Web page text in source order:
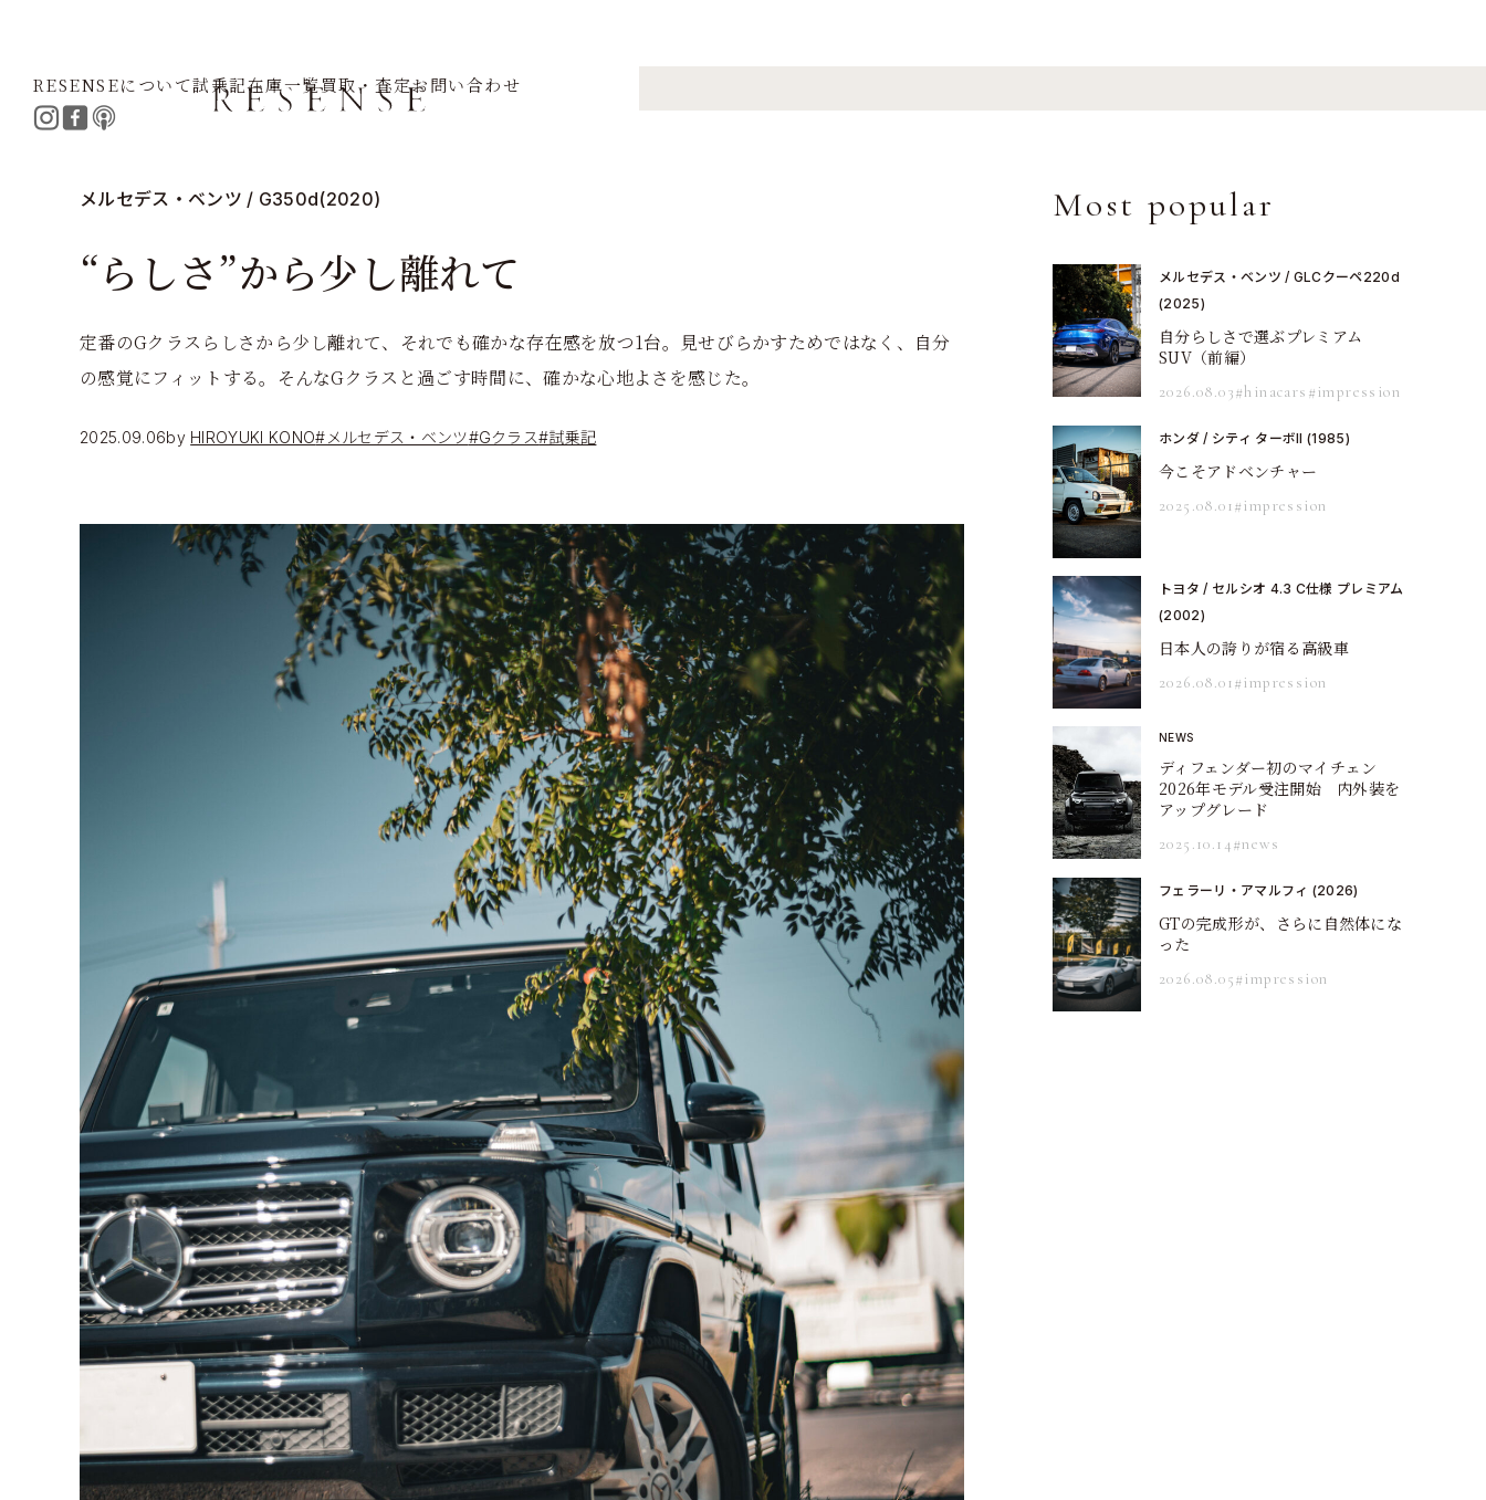
RESENSEについて試乗記在庫一覧買取・査定お問い合わせ
Home Journal メルセデス・ベンツ Gクラス “らしさ”から少し離れて
メルセデス・ベンツ / G350d(2020)
“らしさ”から少し離れて
定番のGクラスらしさから少し離れて、それでも確かな存在感を放つ1台。見せびらかすためではなく、自分
の感覚にフィットする。そんなGクラスと過ごす時間に、確かな心地よさを感じた。
2025.09.06by HIROYUKI KONO#メルセデス・ベンツ#Gクラス#試乗記
Most popular
メルセデス・ベンツ / GLCクーペ220d
(2025)
自分らしさで選ぶプレミアム
SUV（前編）
2026.08.03#hinacars #impression
ホンダ / シティ ターボII (1985)
今こそアドベンチャー
2025.08.01 #impression
トヨタ / セルシオ 4.3 C仕様 プレミアム
(2002)
日本人の誇りが宿る高級車
2026.08.01 #impression
NEWS
ディフェンダー初のマイチェン
2026年モデル受注開始 内外装を
アップグレード
2025.10.14#news
フェラーリ・アマルフィ (2026)
GTの完成形が、さらに自然体にな
った
2026.08.05#impression